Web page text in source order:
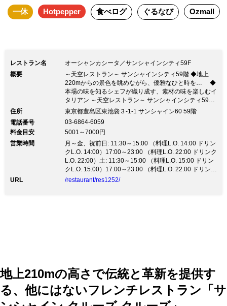
一休 Hotpepper 食べログ ぐるなび Ozmall
レストラン名
オーシャンカシータ／サンシャインシティ59F
概要
～天空レストラン～ サンシャインシティ59階 ◆地上
220mからの景色を眺めながら、優雅なひと時を… ◆
本場の味を知るシェフが織り成す、素材の味を楽しむイ
タリアン ～天空レストラン～ サンシャインシティ59階
◆地上220mからの景色を眺めながら、優雅なひと時
を楽しむイタリアン本場・イタリアで修業を積んだ、経
験豊富なシェフが織り成す 素材本来の味をカジュアル
に楽しめる《OCEAN Casita》 素材の持つ魅力を最大限
活かした本格イタリアンを 肩肘張らず、お気軽にお楽
しみください ★忘年会プラン ご予約受付中！★ お一人
様6,600円(税込)～大皿料理+120分飲み放題をお楽しみ
頂ける、 忘年会にぴったりなプランをご用意しており
住所
東京都豊島区東池袋３-1-1 サンシャイン60 59階
電話番号
03-6864-6059
料金目安
5001～7000円
営業時間
月～金、祝前日: 11:30～15:00 （料理L.O. 14:00 ドリン
クL.O. 14:00）17:00～23:00 （料理L.O. 22:00 ドリンク
L.O. 22:00）土: 11:30～15:00 （料理L.O. 15:00 ドリン
クL.O. 15:00）17:00～23:00 （料理L.O. 22:00 ドリンク
L.O. 22:00）日、祝日: 11:30～15:00 （料理L.O. 15:00
URL /restaurant/res1252/
地上210mの高さで伝統と革新を提供す
る、他にはないフレンチレストラン「サ